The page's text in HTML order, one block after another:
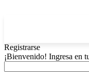
Registrarse
¡Bienvenido! Ingresa en